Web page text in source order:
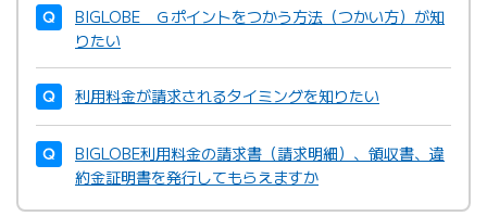
BIGLOBE Ｇポイントをつかう方法（つかい方）が知
りたい
利用料金が請求されるタイミングを知りたい
BIGLOBE利用料金の請求書（請求明細）、領収書、違
約金証明書を発行してもらえますか